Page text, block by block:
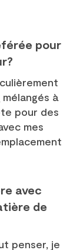
pour
mélangés à
pour des
mes
avec
de
penser, je